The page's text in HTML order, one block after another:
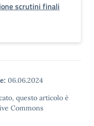
scrutini finali
06.06.2024
questo articolo è
Commons